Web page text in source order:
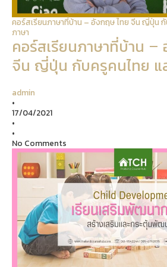
คอร์สเรียนภาษาที่บ้าน – อังกฤษ ไทย จีน ญี่ปุ่น กั
ภาษา
คอร์สเรียนภาษาที่บ้าน –
จีน ญี่ปุ่น กับครูคนไทย แล
admin
•
17/04/2021
•
•
No Comments